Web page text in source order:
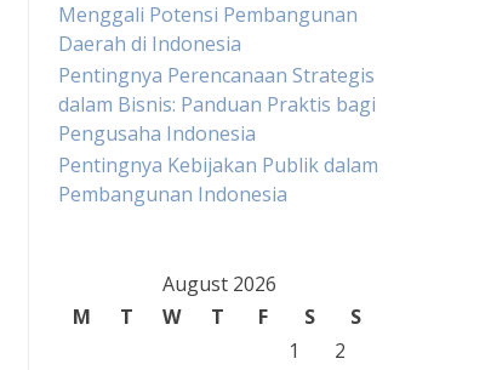
Menggali Potensi Pembangunan
Daerah di Indonesia
Pentingnya Perencanaan Strategis
dalam Bisnis: Panduan Praktis bagi
Pengusaha Indonesia
Pentingnya Kebijakan Publik dalam
Pembangunan Indonesia
August 2026
M
T W T F S
S
1
2